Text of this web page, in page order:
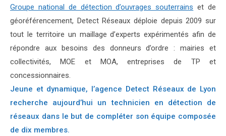
Groupe national de détection d’ouvrages souterrains et de
géoréférencement, Detect Réseaux déploie depuis 2009 sur
tout le territoire un maillage d’experts expérimentés afin de
répondre aux besoins des donneurs d’ordre : mairies et
collectivités, MOE et MOA, entreprises de TP et
concessionnaires.
Jeune et dynamique, l’agence Detect Réseaux de Lyon
recherche aujourd’hui un technicien en détection de
réseaux dans le but de compléter son équipe composée
de dix membres.